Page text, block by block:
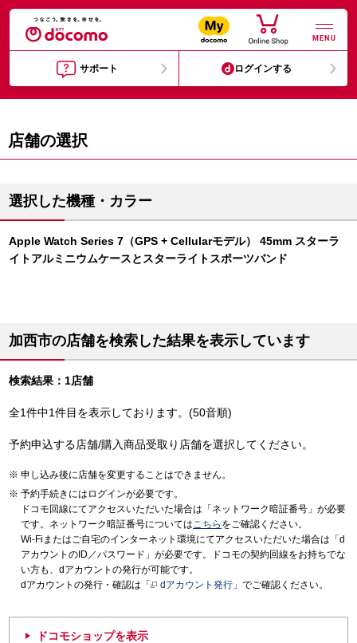
MENU
サポート ログインする
店舗の選択
選択した機種・カラー
Apple Watch Series 7（GPS + Cellularモデル） 45mm スターラ
イトアルミニウムケースとスターライトスポーツバンド
加西市の店舗を検索した結果を表示しています
検索結果：1店舗
全1件中1件目を表示しております。(50音順)
予約申込する店舗/購入商品受取り店舗を選択してください。
申し込み後に店舗を変更することはできません。
予約手続きにはログインが必要です。
ドコモ回線にてアクセスいただいた場合は「ネットワーク暗証番号」が必要
です。ネットワーク暗証番号についてはこちら をご確認ください。
Wi-Fiまたはご自宅のインターネット環境にてアクセスいただいた場合は「d
アカウントのID／パスワード」が必要です。ドコモの契約回線をお持ちでな
い方も、dアカウントの発行が可能です。
dアカウントの発行・確認は「
dアカウント発行 」でご確認ください。
ドコモショップを表示